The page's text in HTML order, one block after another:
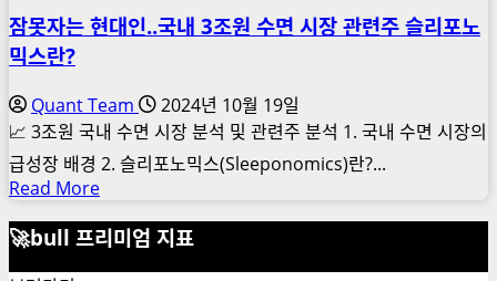
잠못자는 현대인..국내 3조원 수면 시장 관련주 슬리포노
믹스란?
Quant Team
2024년 10월 19일
📈 3조원 국내 수면 시장 분석 및 관련주 분석 1. 국내 수면 시장의
급성장 배경 2. 슬리포노믹스(Sleeponomics)란?...
Read MoreRead
about
🚀bull 프리미엄 지표